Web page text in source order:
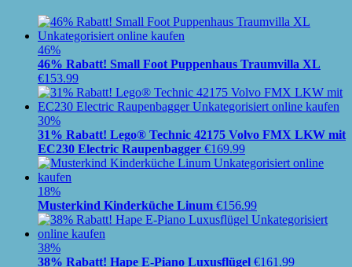
46%
46% Rabatt! Small Foot Puppenhaus Traumvilla XL
€153.99
30%
31% Rabatt! Lego® Technic 42175 Volvo FMX LKW mit
EC230 Electric Raupenbagger €169.99
18%
Musterkind Kinderküche Linum €156.99
38%
38% Rabatt! Hape E-Piano Luxusflügel €161.99